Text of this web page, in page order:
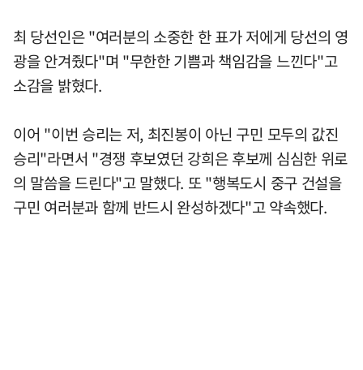
최 당선인은 "여러분의 소중한 한 표가 저에게 당선의 영
광을 안겨줬다"며 "무한한 기쁨과 책임감을 느낀다"고
소감을 밝혔다.
이어 "이번 승리는 저, 최진봉이 아닌 구민 모두의 값진
승리"라면서 "경쟁 후보였던 강희은 후보께 심심한 위로
의 말씀을 드린다"고 말했다. 또 "행복도시 중구 건설을
구민 여러분과 함께 반드시 완성하겠다"고 약속했다.